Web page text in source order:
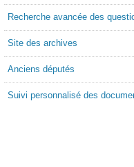
Recherche avancée des
Site des archives
Anciens députés
Suivi personnalisé des